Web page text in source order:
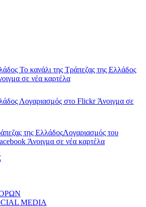
Το κανάλι της Τράπεζας της Ελλάδος
σε νέα καρτέλα
Λογαριασμός στο FlickrΆνοιγμα σε
της ΕλλάδοςΛογαριασμός του
Άνοιγμα σε νέα καρτέλα
MEDIA